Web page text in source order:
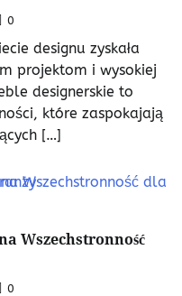
0
designu zyskała
projektom i wysokiej
designerskie to
które zaspokajają
[…]
Wszechstronność
0